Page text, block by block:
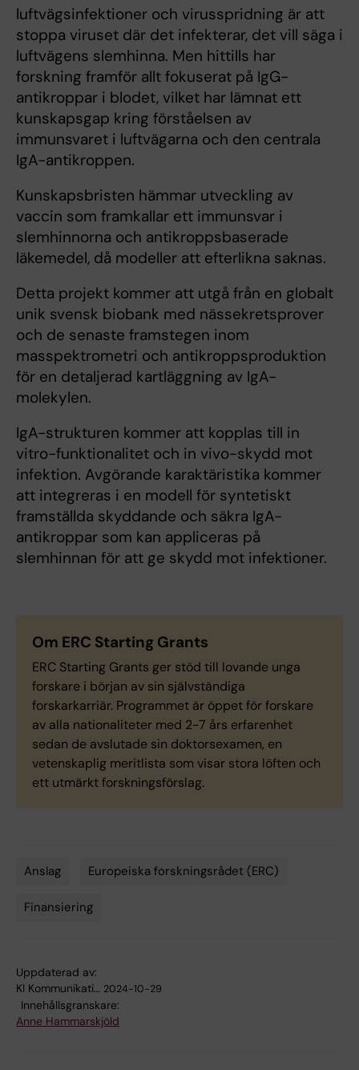
luftvägsinfektioner och virusspridning är att
stoppa viruset där det infekterar, det vill säga i
luftvägens slemhinna. Men hittills har
forskning framför allt fokuserat på IgG-
antikroppar i blodet, vilket har lämnat ett
kunskapsgap kring förståelsen av
immunsvaret i luftvägarna och den centrala
IgA-antikroppen.
Kunskapsbristen hämmar utveckling av
vaccin som framkallar ett immunsvar i
slemhinnorna och antikroppsbaserade
läkemedel, då modeller att efterlikna saknas.
Detta projekt kommer att utgå från en globalt
unik svensk biobank med nässekretsprover
och de senaste framstegen inom
masspektrometri och antikroppsproduktion
för en detaljerad kartläggning av IgA-
molekylen.
IgA-strukturen kommer att kopplas till in
vitro-funktionalitet och in vivo-skydd mot
infektion. Avgörande karaktäristika kommer
att integreras i en modell för syntetiskt
framställda skyddande och säkra IgA-
antikroppar som kan appliceras på
slemhinnan för att ge skydd mot infektioner.
Om ERC Starting Grants
ERC Starting Grants ger stöd till lovande unga
forskare i början av sin självständiga
forskarkarriär. Programmet är öppet för forskare
av alla nationaliteter med 2-7 års erfarenhet
sedan de avslutade sin doktorsexamen, en
vetenskaplig meritlista som visar stora löften och
ett utmärkt forskningsförslag.
Anslag Europeiska forskningsrådet (ERC)
Finansiering
Uppdaterad av:
KI Kommunikati… 2024-10-29
Innehållsgranskare:
Anne Hammarskjöld